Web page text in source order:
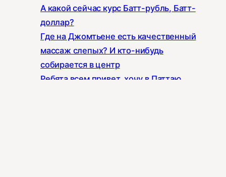
А какой сейчас курс Батт-рубль, Батт-
доллар?
Где на Джомтьене есть качественный
массаж слепых? И кто-нибудь
собирается в центр
Ребята всем привет, хочу в Паттаю